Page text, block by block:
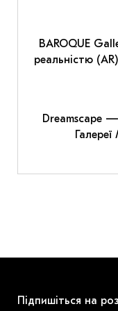
BAROQUE
реальністю
Dreamscape
Підпишіться на